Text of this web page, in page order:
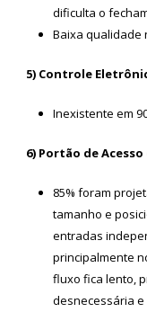
dificulta o
Baixa qualidade
5) Controle
Inexistente em
6) Portão de
85% foram
tamanho e
entradas
principalmente
fluxo fica lento,
desnecessária